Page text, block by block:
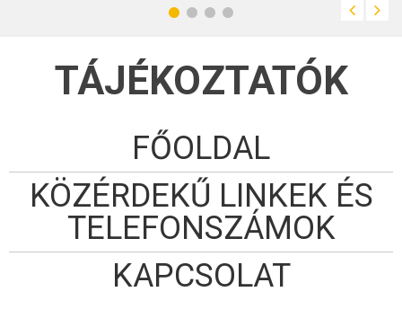
TÁJÉKOZTATÓK
FŐOLDAL
KÖZÉRDEKŰ LINKEK ÉS
TELEFONSZÁMOK
KAPCSOLAT